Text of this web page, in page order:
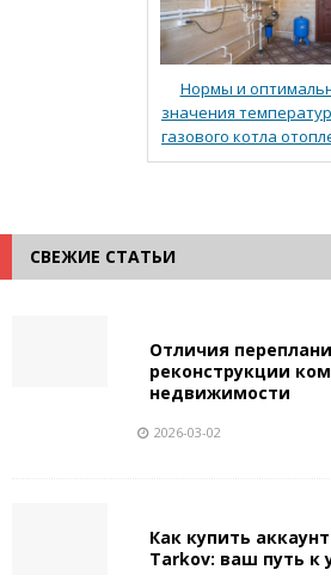
Нормы и
значения
газового котла
СВЕЖИЕ СТАТЬИ
Отличия
реконструкции
недвижимости
2026-03-02
Как купить
Tarkov: ваш путь к